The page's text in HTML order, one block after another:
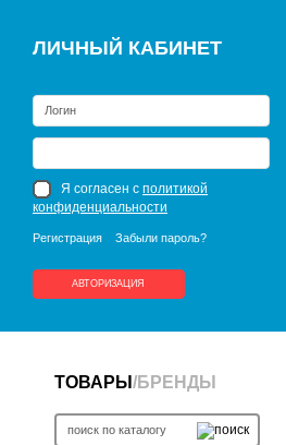
ЛИЧНЫЙ КАБИНЕТ
Я согласен с политикой
конфиденциальности
Регистрация Забыли пароль?
АВТОРИЗАЦИЯ
ТОВАРЫ /БРЕНДЫ